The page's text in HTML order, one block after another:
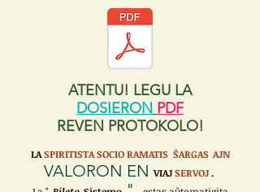
ATENTU! LEGU LA
DOSIERON PDF
REVEN PROTOKOLO!
LA SPIRITISTA SOCIO RAMATIS ŜARGAS AJN
VALORON EN VIAJSERVOJ.